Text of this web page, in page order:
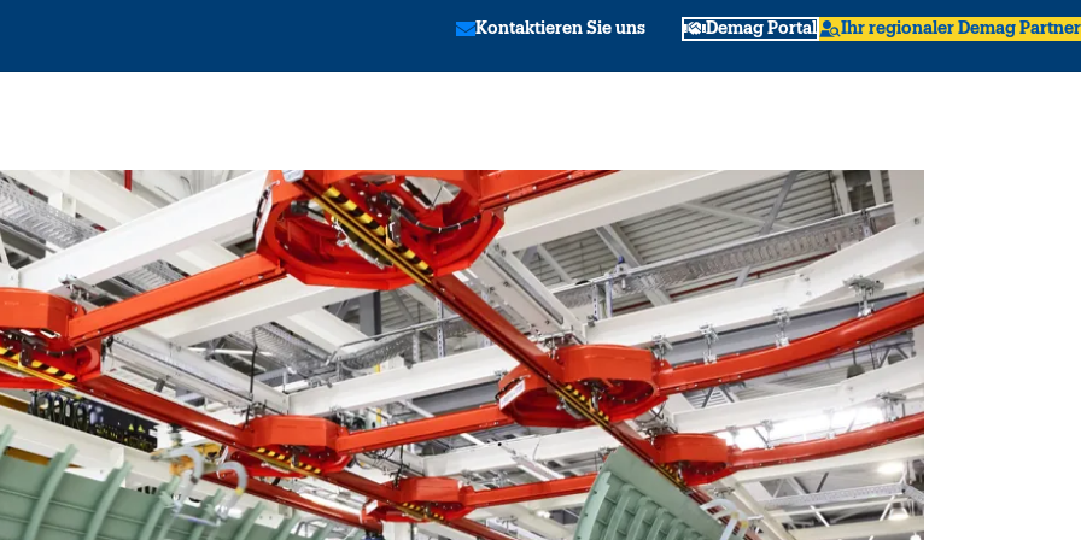
Kontaktieren Sie uns Demag Portal Ihr regionaler Demag Partner